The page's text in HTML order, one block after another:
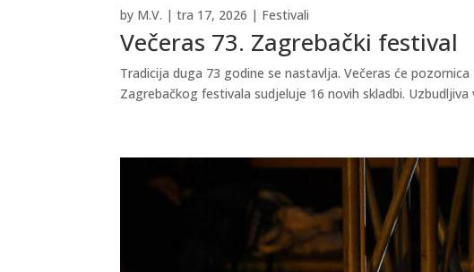
Večeras 73. Zagrebački festival
by M.V. |tra 17, 2026 | Festivali
Tradicija duga 73 godine se nastavlja. Večeras će
Zagrebačkog festivala sudjeluje 16 novih skladbi.